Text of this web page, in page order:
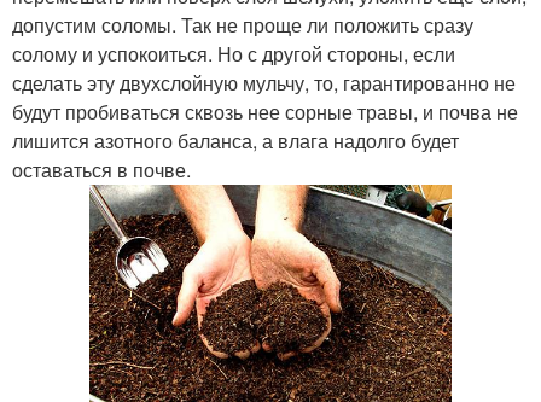
допустим соломы. Так не проще ли положить сразу
солому и успокоиться. Но с другой стороны, если
сделать эту двухслойную мульчу, то, гарантированно не
будут пробиваться сквозь нее сорные травы, и почва не
лишится азотного баланса, а влага надолго будет
оставаться в почве.